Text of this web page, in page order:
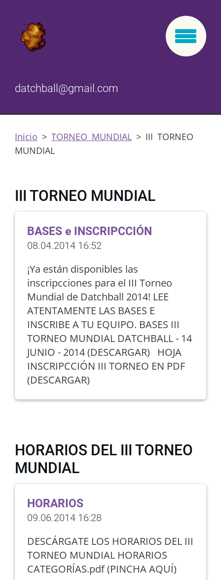
datchball@gmail.com
Inicio > TORNEO MUNDIAL > III TORNEO
MUNDIAL
III TORNEO MUNDIAL
BASES e INSCRIPCCIÓN
08.04.2014 16:52
¡Ya están disponibles las
inscripcciones para el III Torneo
Mundial de Datchball 2014! LEE
ATENTAMENTE LAS BASES E
INSCRIBE A TU EQUIPO. BASES III
TORNEO MUNDIAL DATCHBALL - 14
JUNIO - 2014 (DESCARGAR) HOJA
INSCRIPCCIÓN III TORNEO EN PDF
(DESCARGAR)
HORARIOS DEL III TORNEO
MUNDIAL
HORARIOS
09.06.2014 16:28
DESCÁRGATE LOS HORARIOS DEL III
TORNEO MUNDIAL HORARIOS
CATEGORÍAS.pdf (PINCHA AQUÍ)